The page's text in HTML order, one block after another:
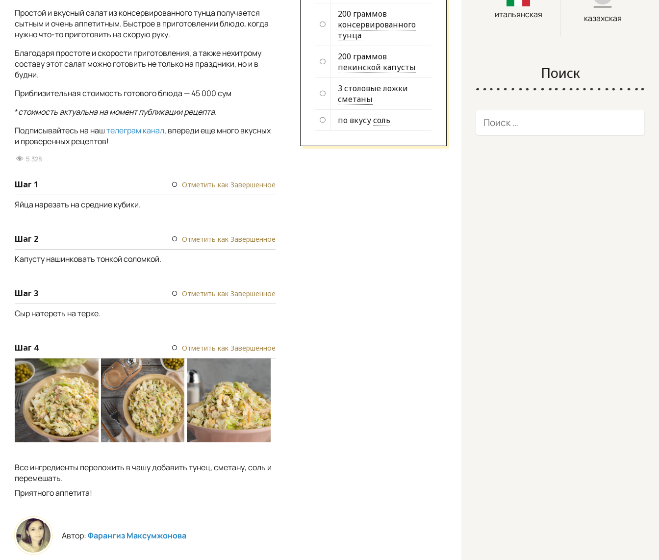
Простой и вкусный салат из консервированного тунца получается
сытным и очень аппетитным. Быстрое в приготовлении блюдо, когда
нужно что-то приготовить на скорую руку.
Благодаря простоте и скорости приготовления, а также нехитрому
составу этот салат можно готовить не только на праздники, но и в
будни.
Приблизительная стоимость готового блюда — 45 000 сум
*стоимость актуальна на момент публикации рецепта.
Подписывайтесь на наштелеграм канал, впереди еще много вкусных
и проверенных рецептов!
5 328
Шаг 1 Отметить как Завершенное
Яйца нарезать на средние кубики.
Шаг 2 Отметить как Завершенное
Капусту нашинковать тонкой соломкой.
Шаг 3 Отметить как Завершенное
Сыр натереть на терке.
Шаг 4 Отметить как Завершенное
Все ингредиенты переложить в чашу добавить тунец, сметану, соль и
перемешать.
Приятного аппетита!
Автор:Фарангиз Максумжонова
200 граммов
консервированного
тунца
200 граммов
пекинской капусты
3 столовые ложки
сметаны
по вкусусоль
итальянская казахская
Поиск